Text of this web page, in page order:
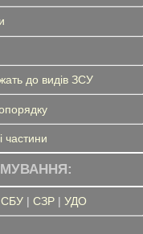
до видів ЗСУ
частини
СБУ| СЗР| УДО